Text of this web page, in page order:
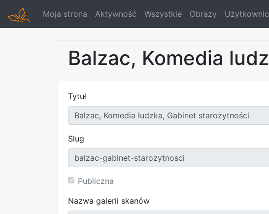
Moja strona Aktywność Wszystkie Obrazy
Balzac, Komedia
Tytuł
Slug
Publiczna
Nazwa galerii skanów